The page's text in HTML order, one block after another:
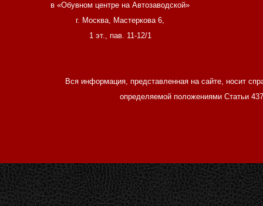
в «Обувном центре на Автозаводской»
г. Москва, Мастеркова 6,
1 эт., пав. 11-12/1
Вся информация, представленная на сайте, носит
определяемой положениями Статьи